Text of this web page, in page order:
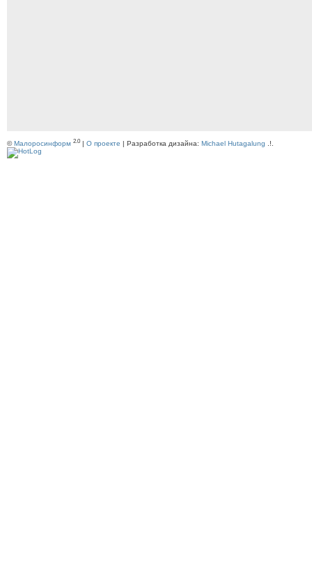
©Малоросинформ 2.0 | О проекте | Разработка дизайна: Michael Hutagalung .!.